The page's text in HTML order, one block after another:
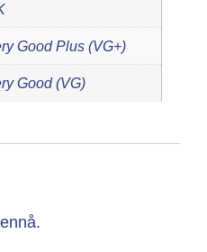
Good Plus (VG+)
Good (VG)